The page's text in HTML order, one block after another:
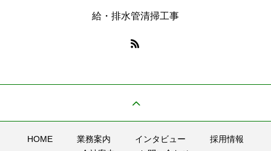
給・排水管清掃工事
HOME 業務案内 インタビュー
採用情報